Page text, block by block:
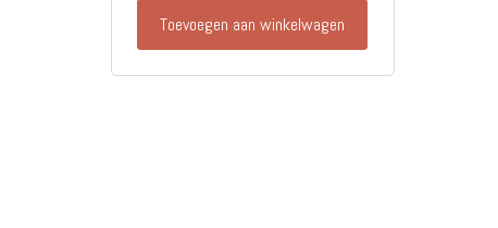
Toevoegen aan winkelwagen